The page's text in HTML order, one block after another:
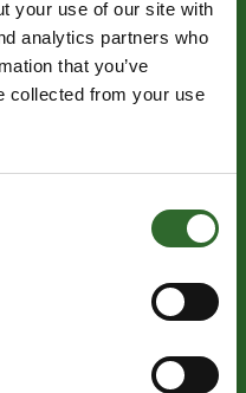
your use of our site with
analytics partners who
that you’ve
collected from your use